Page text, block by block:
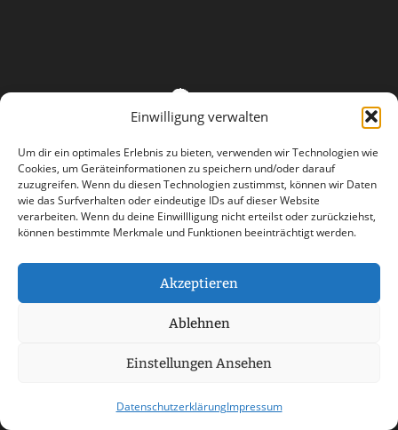
Einwilligung verwalten
Um dir ein optimales Erlebnis zu bieten, verwenden wir Technologien wie
Cookies, um Geräteinformationen zu speichern und/oder darauf
zuzugreifen. Wenn du diesen Technologien zustimmst, können wir Daten
wie das Surfverhalten oder eindeutige IDs auf dieser Website
verarbeiten. Wenn du deine Einwillligung nicht erteilst oder zurückziehst,
können bestimmte Merkmale und Funktionen beeinträchtigt werden.
Akzeptieren
Ablehnen
Einstellungen Ansehen
DatenschutzerklärungImpressum
Datenschutzerklärung
Haftungsausschluss
Kontakt